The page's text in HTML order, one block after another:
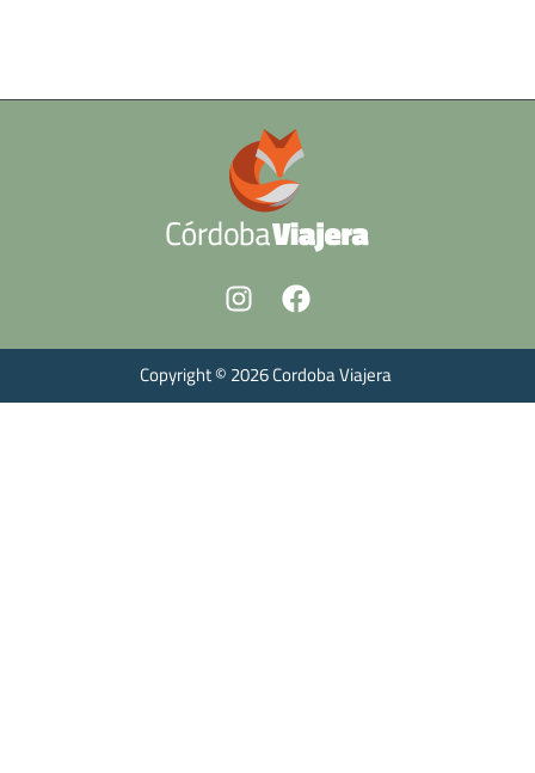
Copyright © 2026 Cordoba Viajera